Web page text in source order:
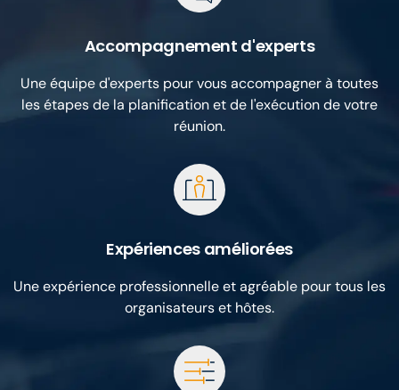
Accompagnement d'experts
Une équipe d'experts pour vous accompagner à toutes
les étapes de la planification et de l'exécution de votre
réunion.
Expériences améliorées
Une expérience professionnelle et agréable pour tous les
organisateurs et hôtes.